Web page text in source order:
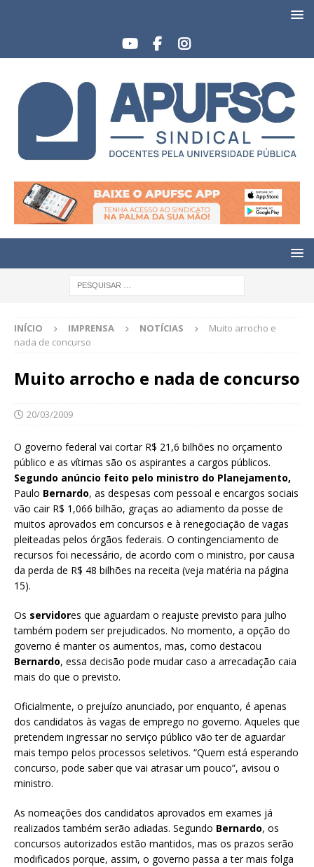
INÍCIO IMPRENSA NOTÍCIAS
Muito arrocho e
nada de concurso
Muito arrocho e nada de concurso
20/03/2009
O governo federal vai cortar R$ 21,6 bilhões no orçamento
público e as vítimas são os aspirantes a cargos públicos.
Segundo anúncio feito pelo ministro do Planejamento,
Paulo Bernardo, as despesas com pessoal e encargos sociais
vão cair R$ 1,066 bilhão, graças ao adiamento da posse de
muitos aprovados em concursos e à renegociação de vagas
pleiteadas pelos órgãos federais. O contingenciamento de
recursos foi necessário, de acordo com o ministro, por causa
da perda de R$ 48 bilhões na receita (veja matéria na página
15).
Os servidores que aguardam o reajuste previsto para julho
também podem ser prejudicados. No momento, a opção do
governo é manter os aumentos, mas, como destacou
Bernardo, essa decisão pode mudar caso a arrecadação caia
mais do que o previsto.
Oficialmente, o prejuízo anunciado, por enquanto, é apenas
dos candidatos às vagas de emprego no governo. Aqueles que
pretendem ingressar no serviço público vão ter de aguardar
mais tempo pelos processos seletivos. “Quem está esperando
concurso, pode saber que vai atrasar um pouco”, avisou o
ministro.
As nomeações dos candidatos aprovados em exames já
realizados também serão adiadas. Segundo Bernardo, os
concursos autorizados estão mantidos, mas os prazos serão
modificados porque, assim, o governo passa a ter mais folga